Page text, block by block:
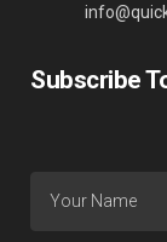
Subscribe